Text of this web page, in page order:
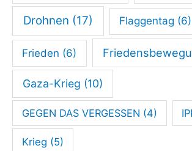
Drohnen (17) Flaggentag (6)
Frieden (6)
Gaza-Krieg (10)
GEGEN DAS VERGESSEN (4)
Krieg (5)